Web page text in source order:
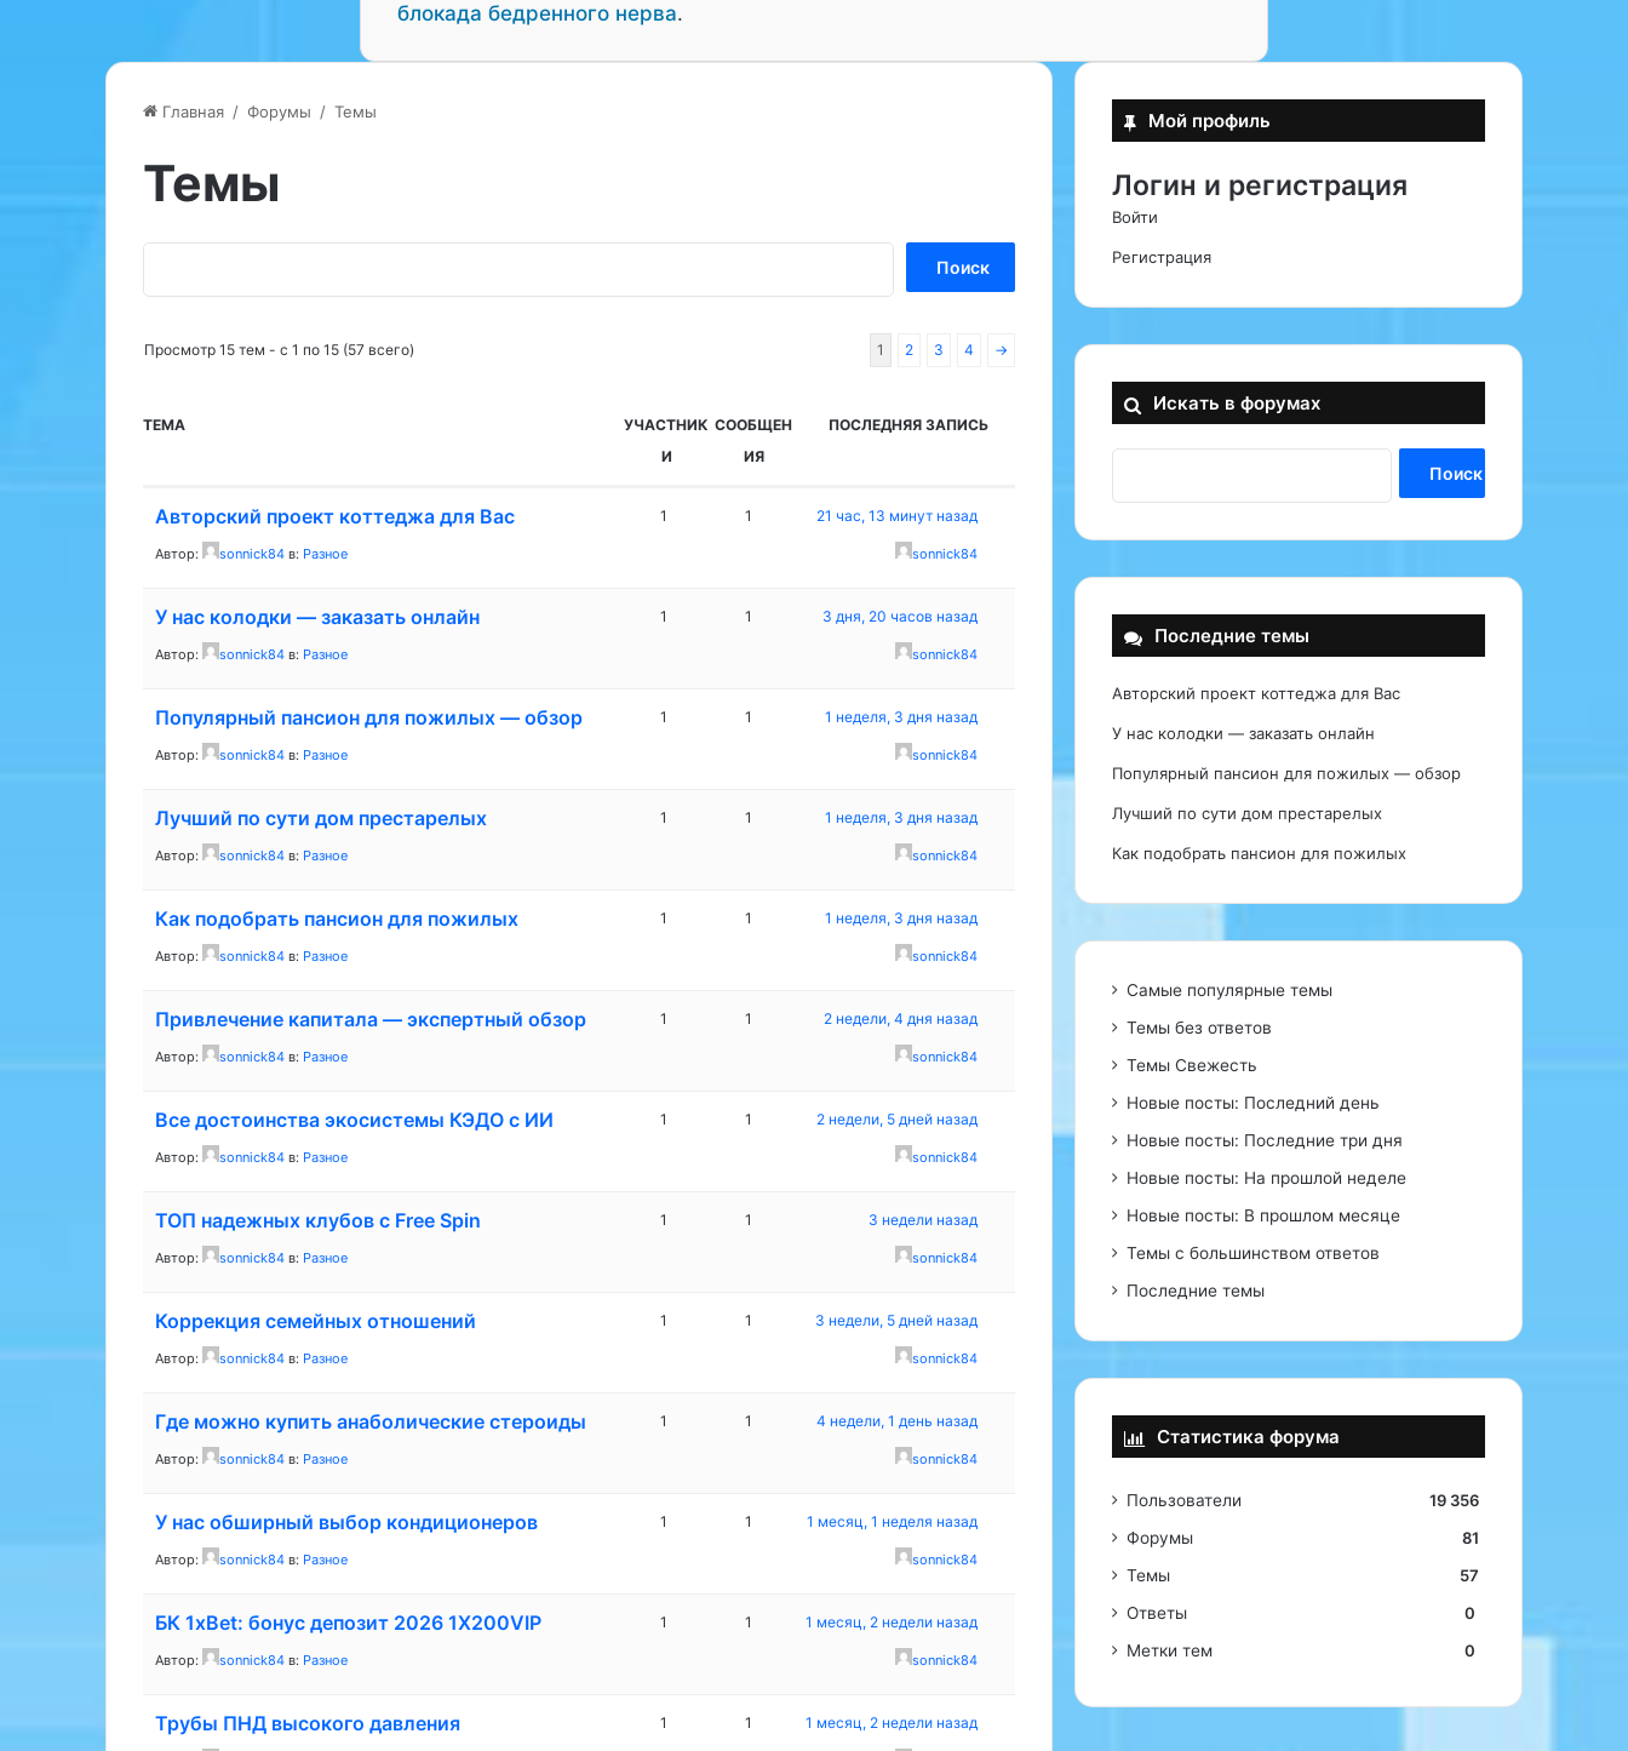
блокада бедренного нерва.
Главная / Форумы / Темы
Темы
о
с
:
Просмотр 15 тем - с 1 по 15 (57 всего) 1 2 3 4 →
ТЕМА
УЧАСТНИК
И
СООБЩЕН
ИЯ
ПОСЛЕДНЯЯ ЗАПИСЬ
Авторский проект коттеджа для Вас
Автор: sonnick84 в: Разное
1 1 21 час, 13 минут назад
sonnick84
У нас колодки — заказать онлайн
Автор: sonnick84 в: Разное
1 1 3 дня, 20 часов назад
sonnick84
Популярный пансион для пожилых — обзор
Автор: sonnick84 в: Разное
1 1 1 неделя, 3 дня назад
sonnick84
Лучший по сути дом престарелых
Автор: sonnick84 в: Разное
1 1 1 неделя, 3 дня назад
sonnick84
Как подобрать пансион для пожилых
Автор: sonnick84 в: Разное
1 1 1 неделя, 3 дня назад
sonnick84
Привлечение капитала — экспертный обзор
Автор: sonnick84 в: Разное
1 1 2 недели, 4 дня назад
sonnick84
Все достоинства экосистемы КЭДО с ИИ
Автор: sonnick84 в: Разное
1 1 2 недели, 5 дней назад
sonnick84
ТОП надежных клубов с Free Spin
Автор: sonnick84 в: Разное
1 1 3 недели назад
sonnick84
Коррекция семейных отношений
Автор: sonnick84 в: Разное
1 1 3 недели, 5 дней назад
sonnick84
Где можно купить анаболические стероиды
Автор: sonnick84 в: Разное
1 1 4 недели, 1 день назад
sonnick84
У нас обширный выбор кондиционеров
Автор: sonnick84 в: Разное
1 1 1 месяц, 1 неделя назад
sonnick84
БК 1xBet: бонус депозит 2026 1X200VIP
Автор: sonnick84 в: Разное
1 1 1 месяц, 2 недели назад
sonnick84
Трубы ПНД высокого давления 1 1 1 месяц, 2 недели назад
Мой профиль
Логин и регистрация
Войти
Регистрация
Искать в форумах
Последние темы
Авторский проект коттеджа для Вас
У нас колодки — заказать онлайн
Популярный пансион для пожилых — обзор
Лучший по сути дом престарелых
Как подобрать пансион для пожилых
Самые популярные темы
Темы без ответов
Темы Свежесть
Новые посты: Последний день
Новые посты: Последние три дня
Новые посты: На прошлой неделе
Новые посты: В прошлом месяце
Темы с большинством ответов
Последние темы
Статистика форума
Пользователи
19 356
Форумы
81
Темы
57
Ответы
0
Метки тем
0